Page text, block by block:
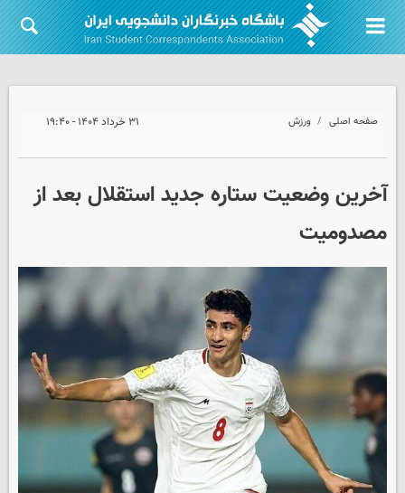
صفحه اصلی ورزش ۳۱ خرداد ۱۴۰۴ - ۱۹:۴۰
آخرین وضعیت ستاره جدید استقلال بعد از
مصدومیت